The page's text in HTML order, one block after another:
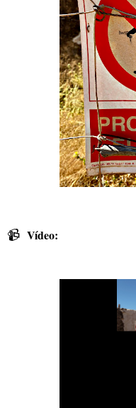
📹 Vídeo: